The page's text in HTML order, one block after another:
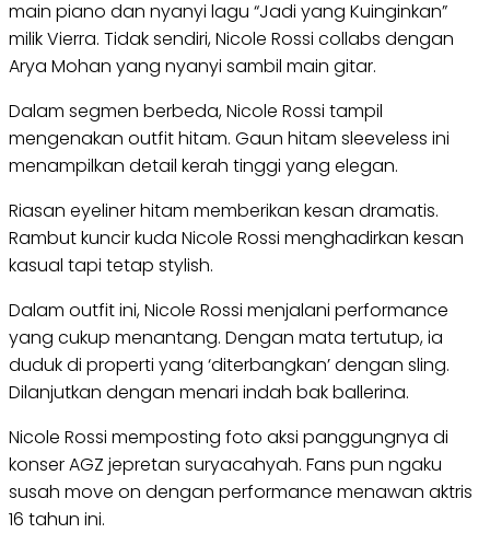
main piano dan nyanyi lagu “Jadi yang Kuinginkan”
milik Vierra. Tidak sendiri, Nicole Rossi collabs dengan
Arya Mohan yang nyanyi sambil main gitar.
Dalam segmen berbeda, Nicole Rossi tampil
mengenakan outfit hitam. Gaun hitam sleeveless ini
menampilkan detail kerah tinggi yang elegan.
Riasan eyeliner hitam memberikan kesan dramatis.
Rambut kuncir kuda Nicole Rossi menghadirkan kesan
kasual tapi tetap stylish.
Dalam outfit ini, Nicole Rossi menjalani performance
yang cukup menantang. Dengan mata tertutup, ia
duduk di properti yang ‘diterbangkan’ dengan sling.
Dilanjutkan dengan menari indah bak ballerina.
Nicole Rossi memposting foto aksi panggungnya di
konser AGZ jepretan suryacahyah. Fans pun ngaku
susah move on dengan performance menawan aktris
16 tahun ini.